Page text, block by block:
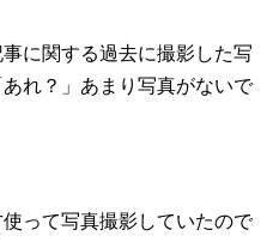
に関する過去に撮影した写
れ？」あまり写真がないで
って写真撮影していたので